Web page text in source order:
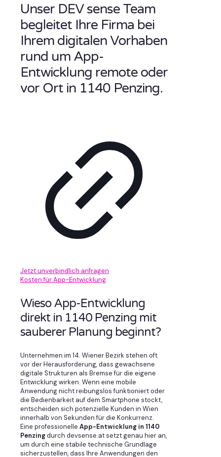
Unser DEV sense Team
begleitet Ihre Firma bei
Ihrem digitalen Vorhaben
rund um App-
Entwicklung remote oder
vor Ort in 1140 Penzing.
Jetzt unverbindlich anfragen
Kosten für App-Entwicklung
Wieso App-Entwicklung
direkt in 1140 Penzing mit
sauberer Planung beginnt?
Unternehmen im 14. Wiener Bezirk stehen oft
vor der Herausforderung, dass gewachsene
digitale Strukturen als Bremse für die eigene
Entwicklung wirken. Wenn eine mobile
Anwendung nicht reibungslos funktioniert oder
die Bedienbarkeit auf dem Smartphone stockt,
entscheiden sich potenzielle Kunden in Wien
innerhalb von Sekunden für die Konkurrenz.
Eine professionelle App-Entwicklung in 1140
Penzingdurch devsense.at setzt genau hier an,
um durch eine stabile technische Grundlage
sicherzustellen, dass Ihre Anwendungen den